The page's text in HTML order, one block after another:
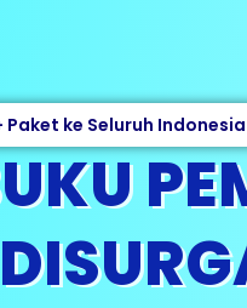
Paket ke Seluruh Indonesia